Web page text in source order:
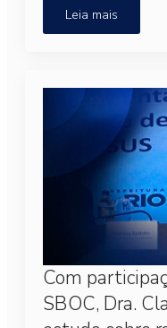
Leia mais
Com
SBOC, Dra.